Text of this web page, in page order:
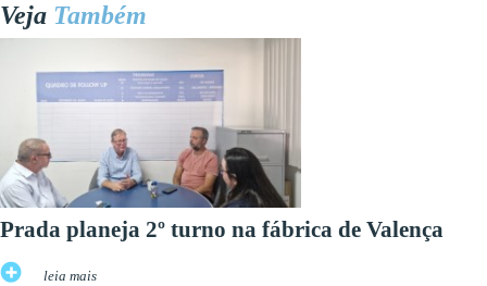
Veja Também
Prada planeja 2º turno na fábrica de Valença
leia mais